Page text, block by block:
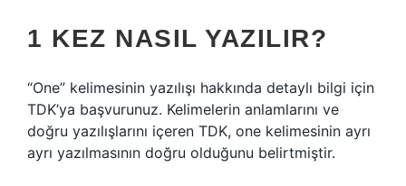
1 KEZ NASIL YAZILIR?
“One” kelimesinin yazılışı hakkında detaylı bilgi için
TDK’ya başvurunuz. Kelimelerin anlamlarını ve
doğru yazılışlarını içeren TDK, one kelimesinin ayrı
ayrı yazılmasının doğru olduğunu belirtmiştir.